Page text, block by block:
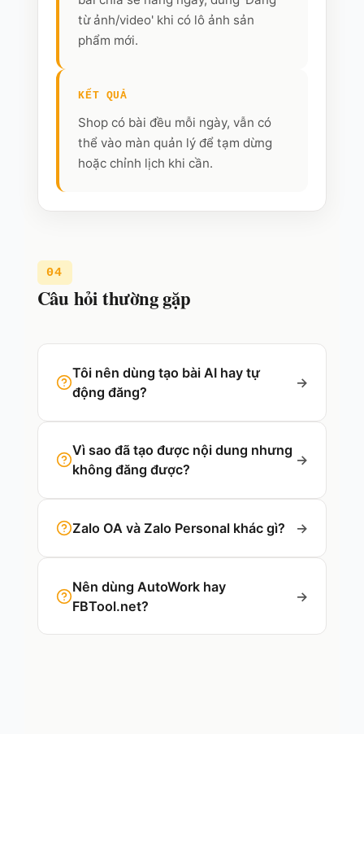
từ ảnh/video' khi có lô ảnh sản
phẩm mới.
KẾT QUẢ
Shop có bài đều mỗi ngày, vẫn có
thể vào màn quản lý để tạm dừng
hoặc chỉnh lịch khi cần.
04
Câu hỏi thường gặp
Tôi nên dùng tạo bài AI hay tự
động đăng?
→
Vì sao đã tạo được nội dung nhưng
không đăng được?
→
Zalo OA và Zalo Personal khác gì? →
Nên dùng AutoWork hay
FBTool.net?
→